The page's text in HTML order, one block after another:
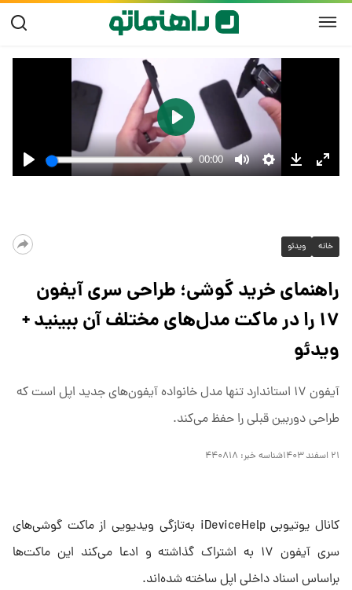
خانه ویدئو
راهنمای خرید گوشی؛ طراحی سری آیفون
۱۷ را در ماکت مدل‌های مختلف آن ببینید +
ویدئو
آیفون ۱۷ استاندارد تنها مدل خانواده آیفون‌های جدید اپل است که
طراحی دوربین قبلی را حفظ می‌کند.
۲۱ اسفند ۱۴۰۳ شناسه خبر: ۴۴۰۸۱۸
کانال یوتیوبی iDeviceHelp به‌تازگی ویدیویی از ماکت گوشی‌های
سری آیفون ۱۷ به اشتراک گذاشته و ادعا می‌کند این ماکت‌ها
براساس اسناد داخلی اپل ساخته شده‌اند.